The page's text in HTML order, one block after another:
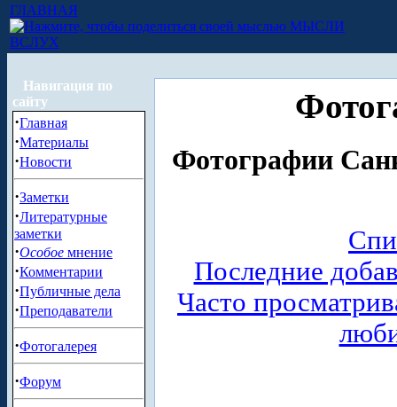
ГЛАВНАЯ
МЫСЛИ
ВСЛУХ
Навигация по
сайту
·Главная
·Материалы
·Новости
·Заметки
·Литературные
заметки
·Особое мнение
·Комментарии
·Публичные дела
·Преподаватели
·Фотогалерея
·Форум
Фотографии
Последние
Часто